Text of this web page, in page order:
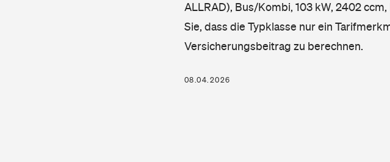
ALLRAD), Bus/Kombi, 103 kW, 2402
Sie, dass die Typklasse nur ein
Versicherungsbeitrag zu berechnen.
08.04.2026